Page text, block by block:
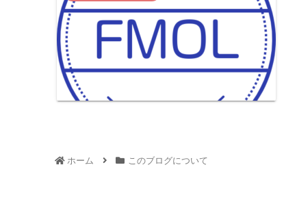
ホーム このブログについて